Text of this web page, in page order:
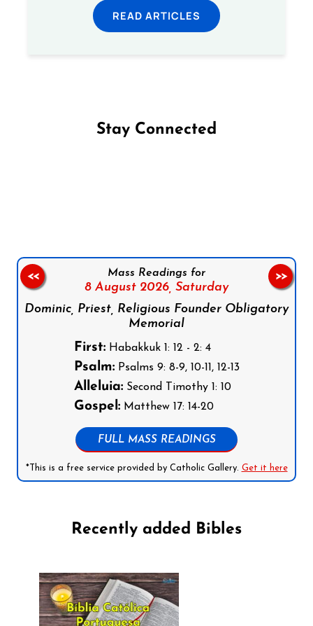
READ ARTICLES
Stay Connected
Mass Readings for
8 August 2026, Saturday
Dominic, Priest, Religious Founder Obligatory
Memorial
First:Habakkuk 1: 12 - 2: 4
Psalm:Psalms 9: 8-9, 10-11, 12-13
Alleluia:Second Timothy 1: 10
Gospel:Matthew 17: 14-20
FULL MASS READINGS
*This is a free service provided by Catholic Gallery. Get it here
<< >>
Recently added Bibles